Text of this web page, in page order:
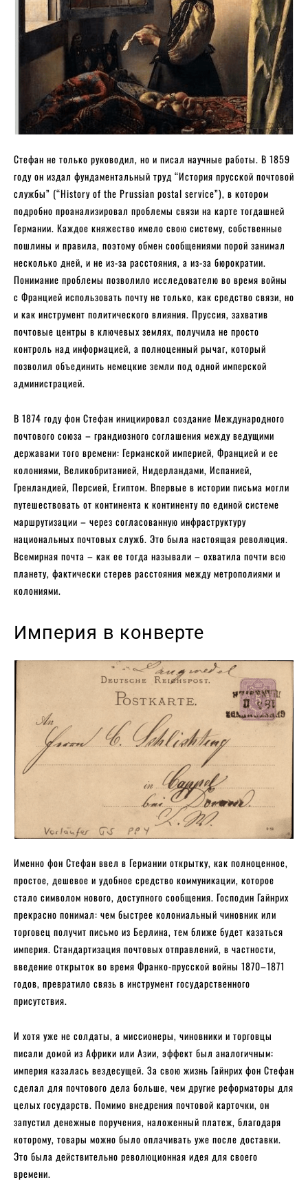
Стефан не только руководил, но и писал научные работы. В 1859
году он издал фундаментальный труд “История прусской почтовой
службы” (“History of the Prussian postal service”), в котором
подробно проанализировал проблемы связи на карте тогдашней
Германии. Каждое княжество имело свою систему, собственные
пошлины и правила, поэтому обмен сообщениями порой занимал
несколько дней, и не из-за расстояния, а из-за бюрократии.
Понимание проблемы позволило исследователю во время войны
с Францией использовать почту не только, как средство связи, но
и как инструмент политического влияния. Пруссия, захватив
почтовые центры в ключевых землях, получила не просто
контроль над информацией, а полноценный рычаг, который
позволил объединить немецкие земли под одной имперской
администрацией.
В 1874 году фон Стефан инициировал создание Международного
почтового союза – грандиозного соглашения между ведущими
державами того времени: Германской империей, Францией и ее
колониями, Великобританией, Нидерландами, Испанией,
Гренландией, Персией, Египтом. Впервые в истории письма могли
путешествовать от континента к континенту по единой системе
маршрутизации – через согласованную инфраструктуру
национальных почтовых служб. Это была настоящая революция.
Всемирная почта – как ее тогда называли – охватила почти всю
планету, фактически стерев расстояния между метрополиями и
колониями.
Империя в конверте
Именно фон Стефан ввел в Германии открытку, как полноценное,
простое, дешевое и удобное средство коммуникации, которое
стало символом нового, доступного сообщения. Господин Гайнрих
прекрасно понимал: чем быстрее колониальный чиновник или
торговец получит письмо из Берлина, тем ближе будет казаться
империя. Стандартизация почтовых отправлений, в частности,
введение открыток во время Франко-прусской войны 1870–1871
годов, превратило связь в инструмент государственного
присутствия.
И хотя уже не солдаты, а миссионеры, чиновники и торговцы
писали домой из Африки или Азии, эффект был аналогичным:
империя казалась вездесущей. За свою жизнь Гайнрих фон Стефан
сделал для почтового дела больше, чем другие реформаторы для
целых государств. Помимо внедрения почтовой карточки, он
запустил денежные поручения, наложенный платеж, благодаря
которому, товары можно было оплачивать уже после доставки.
Это была действительно революционная идея для своего
времени.